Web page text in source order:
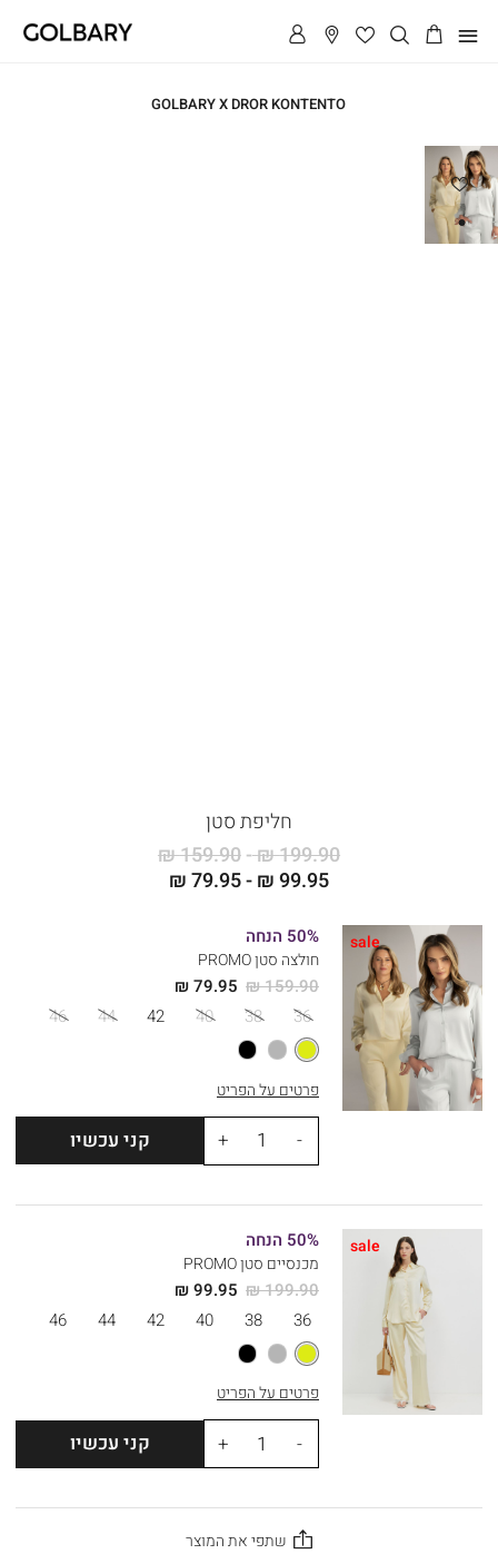
תפריט
GOLBARY X DROR KONTENTO
ראשי
ראשי
חליפת
סטן חליפת
סטן
חליפת סטן
159.90 ₪
199.90 ₪
79.95 ₪
99.95 ₪
sale 50% הנחה
חולצה סטן PROMO
79.95 ₪ 159.90 ₪
מידה
36
38
40
42
44
46
פרטים על הפריט
כמות
קני עכשיו
sale 50% הנחה
מכנסיים סטן PROMO
99.95 ₪ 199.90 ₪
מידה
36
38
40
42
44
46
פרטים על הפריט
קני עכשיו